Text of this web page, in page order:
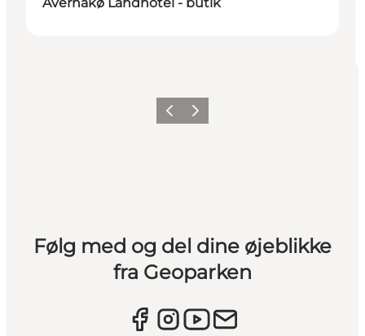
ForrigeNæste
Følg med og del dine øjeblikke
fra Geoparken